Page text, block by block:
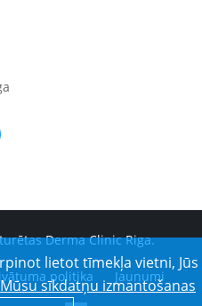
Derma Clinic Riga.
politika Jaunumi
lietot tīmekļa vietni, Jūs
Mūsu sīkdatņu izmantošanas